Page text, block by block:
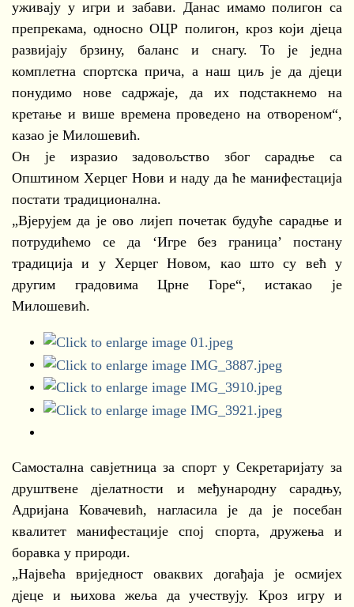
уживају у игри и забави. Данас имамо полигон са
препрекама, односно ОЦР полигон, кроз који дјеца
развијају брзину, баланс и снагу. То је једна
комплетна спортска прича, а наш циљ је да дјеци
понудимо нове садржаје, да их подстакнемо на
кретање и више времена проведено на отвореном“,
казао је Милошевић.
Он је изразио задовољство због сарадње са
Општином Херцег Нови и наду да ће манифестација
постати традиционална.
„Вјерујем да је ово лијеп почетак будуће сарадње и
потрудићемо се да ‘Игре без граница’ постану
традиција и у Херцег Новом, као што су већ у
другим градовима Црне Горе“, истакао је
Милошевић.
Самостална савјетница за спорт у Секретаријату за
друштвене дјелатности и међународну сарадњу,
Адријана Ковачевић, нагласила је да је посебан
квалитет манифестације спој спорта, дружења и
боравка у природи.
„Највећа вриједност оваквих догађаја је осмијех
дјеце и њихова жеља да учествују. Кроз игру и